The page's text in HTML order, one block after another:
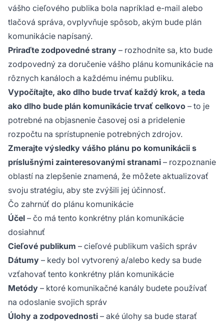
vášho cieľového publika bola napríklad e-mail alebo
tlačová správa, ovplyvňuje spôsob, akým bude plán
komunikácie napísaný.
Priraďte zodpovedné strany – rozhodnite sa, kto bude
zodpovedný za doručenie vášho plánu komunikácie na
rôznych kanáloch a každému inému publiku.
Vypočítajte, ako dlho bude trvať každý krok, a teda
ako dlho bude plán komunikácie trvať celkovo – to je
potrebné na objasnenie časovej osi a pridelenie
rozpočtu na sprístupnenie potrebných zdrojov.
Zmerajte výsledky vášho plánu po komunikácii s
príslušnými zainteresovanými stranami – rozpoznanie
oblastí na zlepšenie znamená, že môžete aktualizovať
svoju stratégiu, aby ste zvýšili jej účinnosť.
Čo zahrnúť do plánu komunikácie
Účel – čo má tento konkrétny plán komunikácie
dosiahnuť
Cieľové publikum – cieľové publikum vašich správ
Dátumy – kedy bol vytvorený a/alebo kedy sa bude
vzťahovať tento konkrétny plán komunikácie
Metódy – ktoré komunikačné kanály budete používať
na odoslanie svojich správ
Úlohy a zodpovednosti – aké úlohy sa bude starať